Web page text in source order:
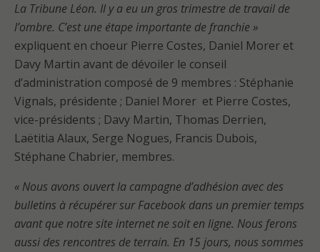
La Tribune Léon. Il y a eu un gros trimestre de travail de
l’ombre. C’est une étape importante de franchie »
expliquent en choeur Pierre Costes, Daniel Morer et
Davy Martin avant de dévoiler le conseil
d’administration composé de 9 membres : Stéphanie
Vignals, présidente ; Daniel Morer et Pierre Costes,
vice-présidents ; Davy Martin, Thomas Derrien,
Laëtitia Alaux, Serge Nogues, Francis Dubois,
Stéphane Chabrier, membres.
« Nous avons ouvert la campagne d’adhésion avec des
bulletins à récupérer sur Facebook dans un premier temps
avant que notre site internet ne soit en ligne. Nous ferons
aussi des rencontres de terrain. En 15 jours, nous sommes